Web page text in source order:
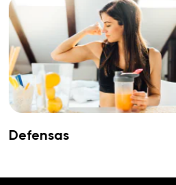
Defensas